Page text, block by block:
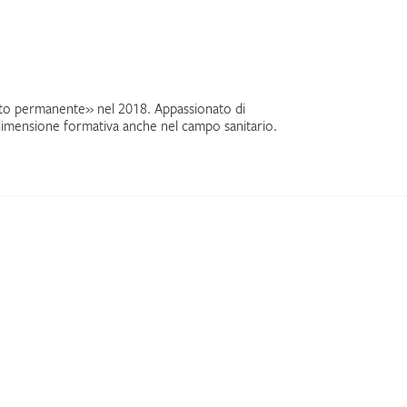
permanente» nel 2018. Appassionato di
formativa anche nel campo sanitario.